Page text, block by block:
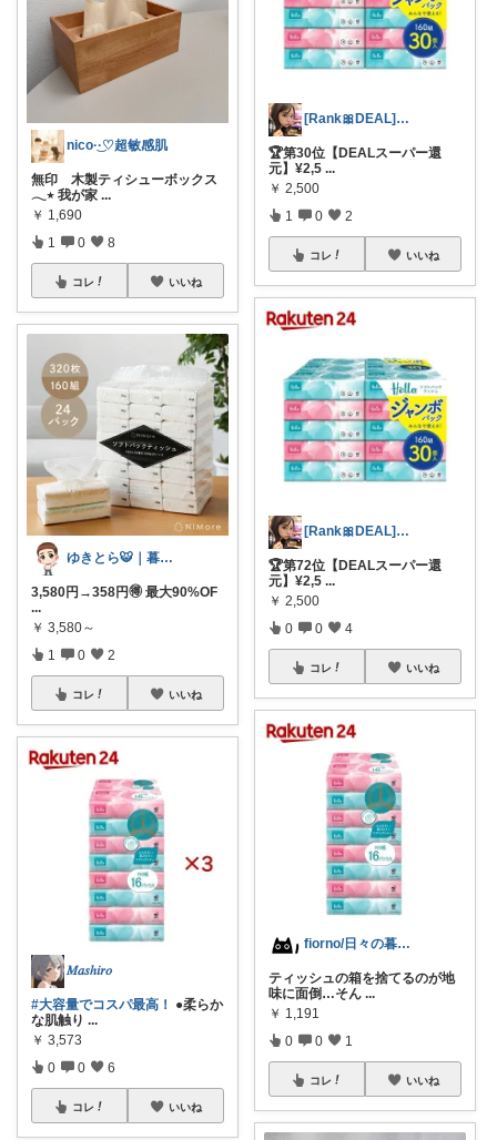
nico·͜·♡超敏感肌
無印 木製ティシューボックス
𓂃٭ 我が家 ...
￥ 1,690
1 0 8
コレ いいね
ゆきとら🐯｜暮らしをラクにしたいパパ
3,580円→358円🉐 最大90%OF
...
￥ 3,580～
1 0 2
コレ いいね
𝑀𝑎𝑠ℎ𝑖𝑟𝑜
#大容量でコスパ最高！
●柔らか
な肌触り ...
￥ 3,573
0 0 6
コレ いいね
[Rank🎀DEAL]毎日コレ@ano
🏆第30位【DEALスーパー還
元】¥2,5 ...
￥ 2,500
1 0 2
コレ いいね
[Rank🎀DEAL]毎日コレ＠ano
🏆第72位【DEALスーパー還
元】¥2,5 ...
￥ 2,500
0 0 4
コレ いいね
fiorno/日々の暮らしに
ティッシュの箱を捨てるのが地
味に面倒…そん ...
￥ 1,191
0 0 1
コレ いいね